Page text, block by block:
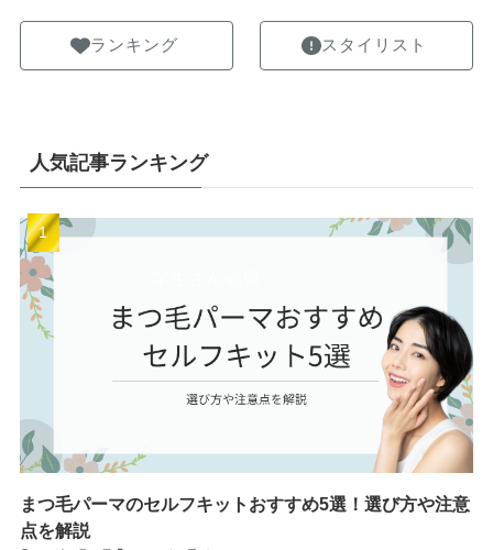
ランキング スタイリスト
人気記事ランキング
まつ毛パーマのセルフキットおすすめ5選！選び方や注意
点を解説